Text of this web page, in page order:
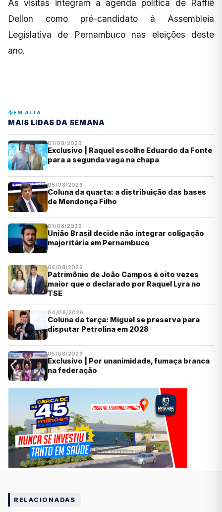
As visitas integram a agenda política de Raffiê
Dellon como pré-candidato à Assembleia
Legislativa de Pernambuco nas eleições deste
ano.
EM ALTA
MAIS LIDAS DA SEMANA
01/08/2026
Exclusivo | Raquel escolhe Eduardo da Fonte
para a segunda vaga na chapa
05/08/2026
Coluna da quarta: a distribuição das bases
de Mendonça Filho
01/08/2026
União Brasil decide não integrar coligação
majoritária em Pernambuco
06/08/2026
Patrimônio de João Campos é oito vezes
maior que o declarado por Raquel Lyra no
TSE
04/08/2026
Coluna da terça: Miguel se preserva para
disputar Petrolina em 2028
05/08/2026
Exclusivo | Por unanimidade, fumaça branca
na federação
RELACIONADAS